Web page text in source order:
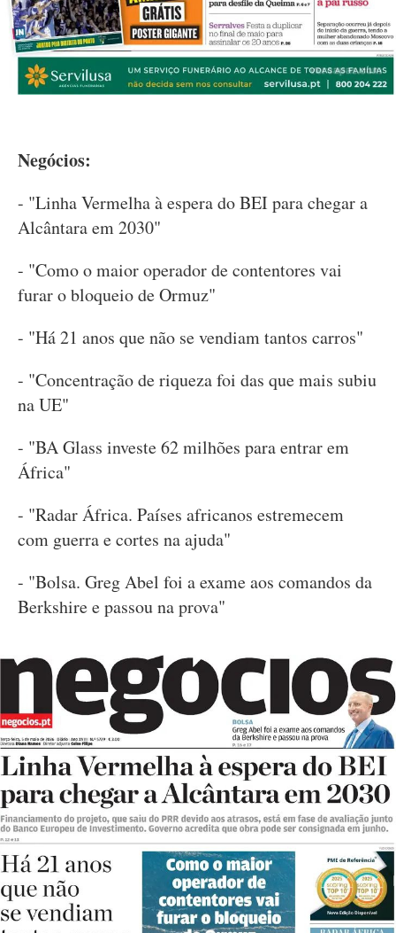
Negócios:
- "Linha Vermelha à espera do BEI para chegar a
Alcântara em 2030"
- "Como o maior operador de contentores vai
furar o bloqueio de Ormuz"
- "Há 21 anos que não se vendiam tantos carros"
- "Concentração de riqueza foi das que mais subiu
na UE"
- "BA Glass investe 62 milhões para entrar em
África"
- "Radar África. Países africanos estremecem
com guerra e cortes na ajuda"
- "Bolsa. Greg Abel foi a exame aos comandos da
Berkshire e passou na prova"